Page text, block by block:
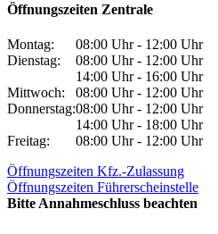
Öffnungszeiten Zentrale
Montag:
08:00 Uhr - 12:00 Uhr
Dienstag:
08:00 Uhr - 12:00 Uhr
14:00 Uhr - 16:00 Uhr
Mittwoch:
08:00 Uhr - 12:00 Uhr
Donnerstag:08:00 Uhr - 12:00 Uhr
14:00 Uhr - 18:00 Uhr
Freitag:
08:00 Uhr - 12:00 Uhr
Öffnungszeiten Kfz.-Zulassung
Öffnungszeiten Führerscheinstelle
Bitte Annahmeschluss beachten